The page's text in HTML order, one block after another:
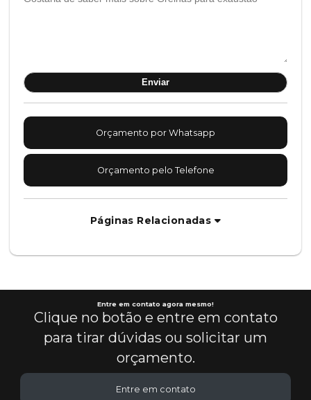
Orçamento por Whatsapp
Orçamento pelo Telefone
Páginas Relacionadas
Entre em contato agora mesmo!
Clique no botão e entre em contato
para tirar dúvidas ou solicitar um
orçamento.
Entre em contato